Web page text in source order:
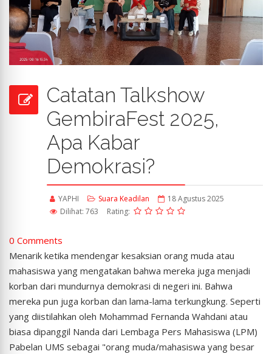
Catatan Talkshow
GembiraFest 2025,
Apa Kabar
Demokrasi?
YAPHI Suara Keadilan
18 Agustus 2025
Dilihat: 763
Rating:
0 Comments
Menarik ketika mendengar kesaksian orang muda atau
mahasiswa yang mengatakan bahwa mereka juga menjadi
korban dari mundurnya demokrasi di negeri ini. Bahwa
mereka pun juga korban dan lama-lama terkungkung. Seperti
yang diistilahkan oleh Mohammad Fernanda Wahdani atau
biasa dipanggil Nanda dari Lembaga Pers Mahasiswa (LPM)
Pabelan UMS sebagai "orang muda/mahasiswa yang besar